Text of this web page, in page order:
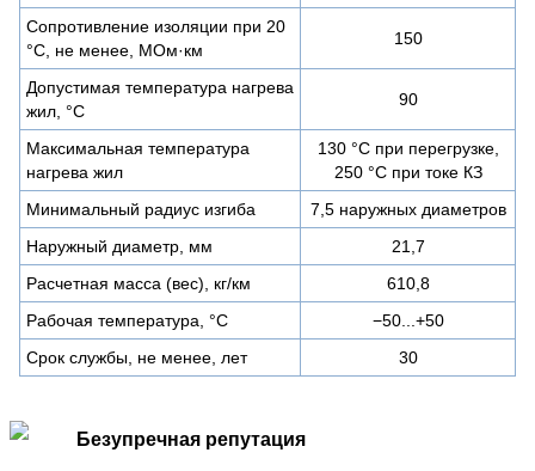
Сопротивление изоляции при 20
°С, не менее, МОм·км
150
Допустимая температура нагрева
жил, °C
90
Максимальная температура
нагрева жил
130 °C при перегрузке,
250 °C при токе КЗ
Минимальный радиус изгиба
7,5 наружных диаметров
Наружный диаметр, мм
21,7
Расчетная масса (вес), кг/км
610,8
Рабочая температура, °C
−50...+50
Срок службы, не менее, лет
30
Безупречная репутация